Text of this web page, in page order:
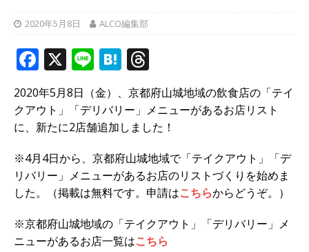
2020年5月8日 ALCO編集部
F
a
c
e
b
o
o
k
X Li
n
e
H
at
e
n
a
h
r
e
a
d
s
2020年5月8日（金）、京都府山城地域の飲食店の「テイ
クアウト」「デリバリー」メニューがあるお店リスト
に、新たに2店舗追加しました！
※4月4日から、京都府山城地域で「テイクアウト」「デ
リバリー」メニューがあるお店のリストづくりを始めま
した。（掲載は無料です。申請はこちらからどうぞ。）
※京都府山城地域の「テイクアウト」「デリバリー」メ
ニューがあるお店一覧はこちら